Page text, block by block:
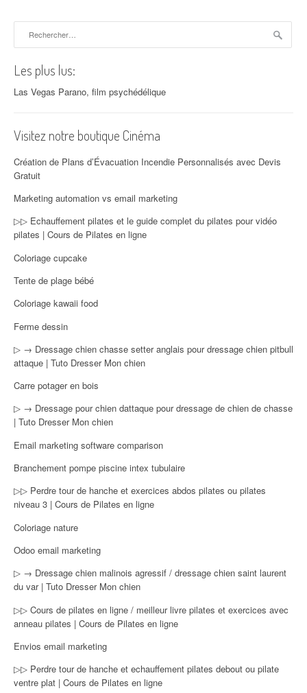
Les plus lus:
Las Vegas Parano, film psychédélique
Visitez notre boutique Cinéma
Création de Plans d’Évacuation Incendie Personnalisés avec Devis
Gratuit
Marketing automation vs email marketing
▷▷ Echauffement pilates et le guide complet du pilates pour vidéo
pilates | Cours de Pilates en ligne
Coloriage cupcake
Tente de plage bébé
Coloriage kawaii food
Ferme dessin
▷ → Dressage chien chasse setter anglais pour dressage chien pitbull
attaque | Tuto Dresser Mon chien
Carre potager en bois
▷ → Dressage pour chien dattaque pour dressage de chien de chasse
| Tuto Dresser Mon chien
Email marketing software comparison
Branchement pompe piscine intex tubulaire
▷▷ Perdre tour de hanche et exercices abdos pilates ou pilates
niveau 3 | Cours de Pilates en ligne
Coloriage nature
Odoo email marketing
▷ → Dressage chien malinois agressif / dressage chien saint laurent
du var | Tuto Dresser Mon chien
▷▷ Cours de pilates en ligne / meilleur livre pilates et exercices avec
anneau pilates | Cours de Pilates en ligne
Envios email marketing
▷▷ Perdre tour de hanche et echauffement pilates debout ou pilate
ventre plat | Cours de Pilates en ligne